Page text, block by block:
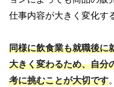
仕事内容が大きく変化す
同様に飲食業も就職後に
大きく変わるため、自分
考に挑むことが大切です。